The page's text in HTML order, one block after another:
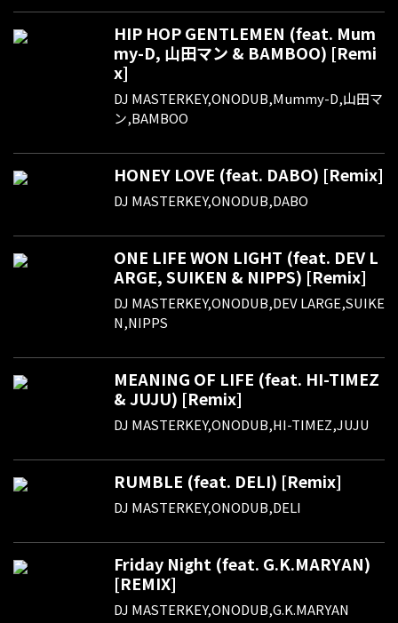
HIP HOP GENTLEMEN (feat. Mum
my-D, 山田マン & BAMBOO) [Remi
x]
DJ MASTERKEY,ONODUB,Mummy-D,山田マ
ン,BAMBOO
HONEY LOVE (feat. DABO) [Remix]
DJ MASTERKEY,ONODUB,DABO
ONE LIFE WON LIGHT (feat. DEV L
ARGE, SUIKEN & NIPPS) [Remix]
DJ MASTERKEY,ONODUB,DEV LARGE,SUIKE
N,NIPPS
MEANING OF LIFE (feat. HI-TIMEZ
& JUJU) [Remix]
DJ MASTERKEY,ONODUB,HI-TIMEZ,JUJU
RUMBLE (feat. DELI) [Remix]
DJ MASTERKEY,ONODUB,DELI
Friday Night (feat. G.K.MARYAN)
[REMIX]
DJ MASTERKEY,ONODUB,G.K.MARYAN